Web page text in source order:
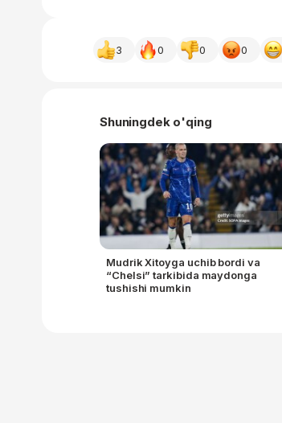
3 0 0 0
Shuningdek o'qing
Mudrik Xitoyga uchib bordi va
“Chelsi” tarkibida maydonga
tushishi mumkin